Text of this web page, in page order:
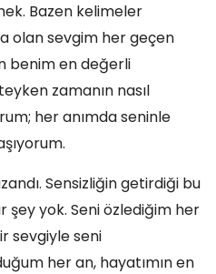
Bazen kelimeler
olan sevgim her geçen
benim en değerli
zamanın nasıl
her anımda seninle
Sensizliğin getirdiği bu
şey yok. Seni özlediğim her
sevgiyle seni
her an, hayatımın en